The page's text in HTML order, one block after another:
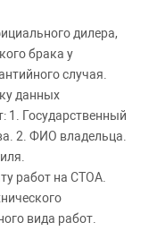
дилера,
брака у
случая.
данных
1. Государственный
2. ФИО владельца.
работ на СТОА.
вида работ.